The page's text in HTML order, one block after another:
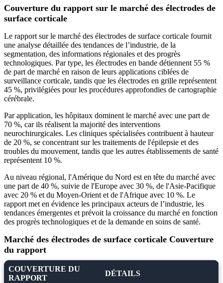
Couverture du rapport sur le marché des électrodes de
surface corticale
Le rapport sur le marché des électrodes de surface corticale fournit
une analyse détaillée des tendances de l’industrie, de la
segmentation, des informations régionales et des progrès
technologiques. Par type, les électrodes en bande détiennent 55 %
de part de marché en raison de leurs applications ciblées de
surveillance corticale, tandis que les électrodes en grille représentent
45 %, privilégiées pour les procédures approfondies de cartographie
cérébrale.
Par application, les hôpitaux dominent le marché avec une part de
70 %, car ils réalisent la majorité des interventions
neurochirurgicales. Les cliniques spécialisées contribuent à hauteur
de 20 %, se concentrant sur les traitements de l'épilepsie et des
troubles du mouvement, tandis que les autres établissements de santé
représentent 10 %.
Au niveau régional, l'Amérique du Nord est en tête du marché avec
une part de 40 %, suivie de l'Europe avec 30 %, de l'Asie-Pacifique
avec 20 % et du Moyen-Orient et de l'Afrique avec 10 %. Le
rapport met en évidence les principaux acteurs de l’industrie, les
tendances émergentes et prévoit la croissance du marché en fonction
des progrès technologiques et de la demande en soins de santé.
Marché des électrodes de surface corticale Couverture
du rapport
COUVERTURE DU
RAPPORT
DÉTAILS